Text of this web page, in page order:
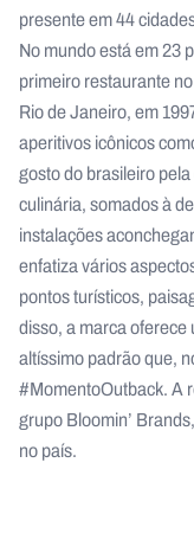
presente em 44
No mundo está em 23
primeiro restaurante
Rio de Janeiro, em
aperitivos icônicos
gosto do brasileiro
culinária, somados à
instalações
enfatiza vários
pontos turísticos,
disso, a marca
altíssimo padrão que,
#MomentoOutback. A
grupo Bloomin’
no país.